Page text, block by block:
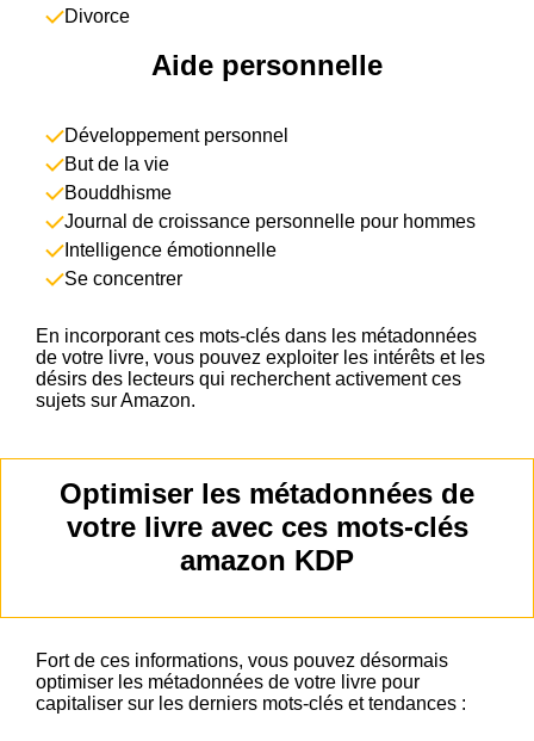
Divorce
Aide personnelle
Développement personnel
But de la vie
Bouddhisme
Journal de croissance personnelle pour hommes
Intelligence émotionnelle
Se concentrer
En incorporant ces mots-clés dans les métadonnées
de votre livre, vous pouvez exploiter les intérêts et les
désirs des lecteurs qui recherchent activement ces
sujets sur Amazon.
Optimiser les métadonnées de
votre livre avec ces mots-clés
amazon KDP
Fort de ces informations, vous pouvez désormais
optimiser les métadonnées de votre livre pour
capitaliser sur les derniers mots-clés et tendances :